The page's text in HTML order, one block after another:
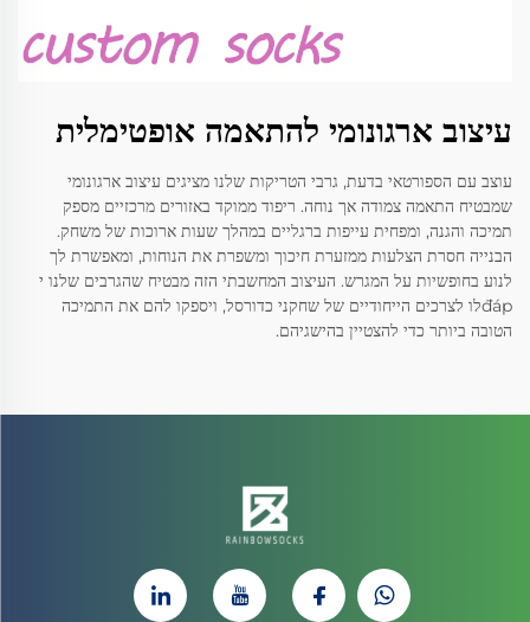
עיצוב ארגונומי להתאמה אופטימלית
עוצב עם הספורטאי בדעת, גרבי הטריקות שלנו מציגים עיצוב ארגונומי
שמבטיח התאמה צמודה אך נוחה. ריפוד ממוקד באזורים מרכזיים מספק
תמיכה והגנה, ומפחית עייפות ברגליים במהלך שעות ארוכות של משחק.
הבנייה חסרת הצלעות ממזערת חיכוך ומשפרת את הנוחות, ומאפשרת לך
לנוע בחופשיות על המגרש. העיצוב המחשבתי הזה מבטיח שהגרבים שלנו י
đápלו לצרכים הייחודיים של שחקני כדורסל, ויספקו להם את התמיכה
הטובה ביותר כדי להצטיין בהישגיהם.